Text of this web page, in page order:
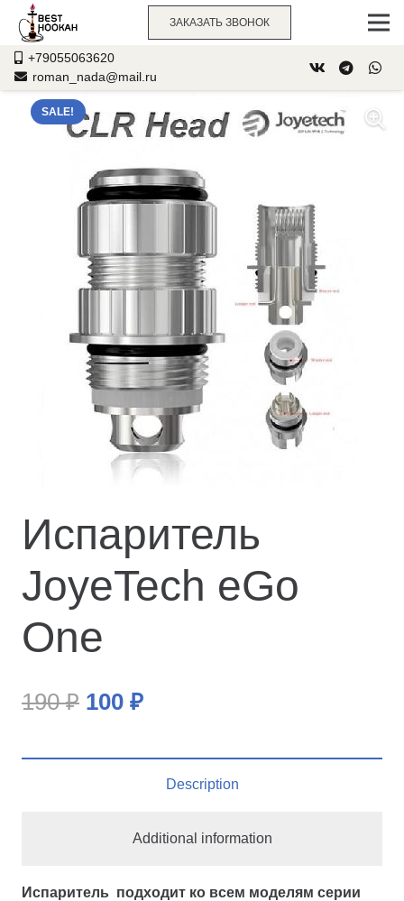
ЗАКАЗАТЬ ЗВОНОК
+79055063620
roman_nada@mail.ru
SALE!
Испаритель
JoyeTech eGo
One
190₽ 100 ₽
Description
Additional information
Испаритель подходит ко всем моделям серии